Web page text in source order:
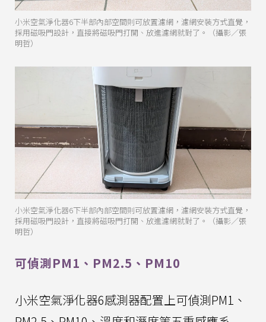
小米空氣淨化器6下半部內部空間則可放置濾網，濾網安裝方式直覺，
採用磁吸門設計，直接將磁吸門打開、放進濾網就對了。（攝影／張
明哲）
小米空氣淨化器6下半部內部空間則可放置濾網，濾網安裝方式直覺，
採用磁吸門設計，直接將磁吸門打開、放進濾網就對了。（攝影／張
明哲）
可偵測PM1、PM2.5、PM10
小米空氣淨化器6感測器配置上可偵測PM1、